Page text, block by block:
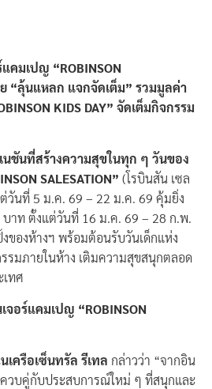
คมเปญ “ROBINSON
“ลุ้นแหลก แจกจัดเต็ม” รวมมูลค่า
KIDS DAY” จัดเต็มกิจกรรม
นชันที่สร้างความสุขในทุก ๆ วันของ
SALESATION” (โรบินสัน เซล
วันที่ 5 ม.ค. 69 – 22 ม.ค. 69 คุ้มยิ่ง
าท ตั้งแต่วันที่ 16 ม.ค. 69 – 28 ก.พ.
ของห้างฯ พร้อมต้อนรับวันเด็กแห่ง
รรมภายในห้าง เติมความสุขสนุกตลอด
ทศ
อร์แคมเปญ “ROBINSON
ครือเซ็นทรัล รีเทล กล่าวว่า “จากอิน
วบคู่กับประสบการณ์ใหม่ ๆ ที่สนุกและ